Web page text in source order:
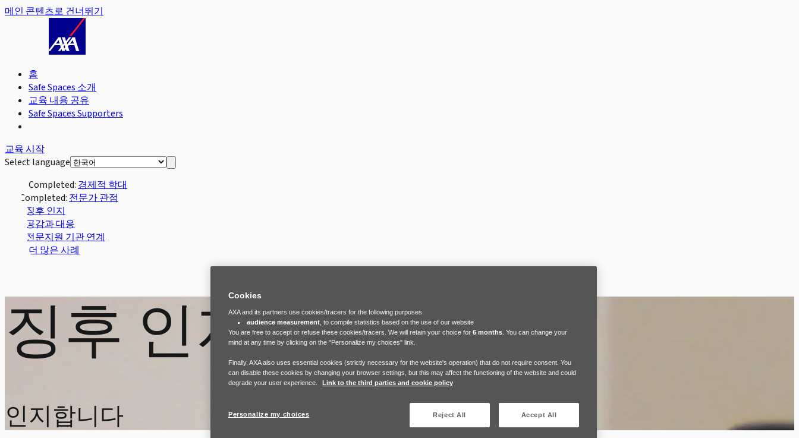
메인 콘텐츠로 건너뛰기
홈
Safe Spaces 소개
교육 내용 공유
Safe Spaces Supporters
교육 시작
Select language
Completed: 경제적 학대
Completed: 전문가 관점
징후 인지
공감과 대응
전문지원 기관 연계
더 많은 사례
징후 인지
인지합니다
Cookies
AXA and its partners use cookies/tracers for the following purposes:
audience measurement , to compile statistics based on the use of our website
You are free to accept or refuse these cookies/tracers. We will retain your choice for 6 months . You can change your
mind at any time by clicking on the "Personalize my choices" link.
Finally, AXA also uses essential cookies (strictly necessary for the website's operation) that do not require consent. You
can disable these cookies by changing your browser settings, but this may affect the functioning of the website and could
degrade your user experience.
Link to the third parties and cookie policy
Personalize my choices Reject All Accept All